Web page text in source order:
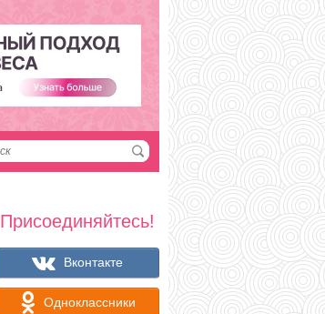
Присоединяйтесь!
Вконтакте
Одноклассники